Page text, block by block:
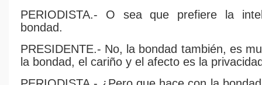
PERIODISTA.- O sea que prefiere la
bondad.
PRESIDENTE.- No, la bondad también, es
la bondad, el cariño y el afecto es la